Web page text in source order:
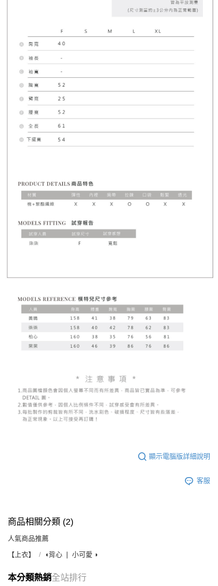
顯示電腦版詳細說明
客服
商品相關分類 (2)
人氣商品推薦
【上衣】 ◖背心 ❘ 小可愛 ◗
本分類熱銷全站排行